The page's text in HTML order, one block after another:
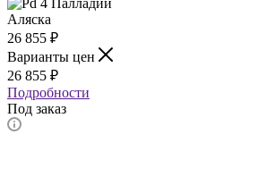
26 855 ₽
Варианты цен
26 855 ₽
Подробности
Под заказ